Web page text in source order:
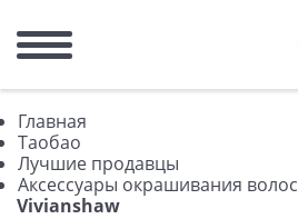
Главная
Таобао
Лучшие продавцы
Аксессуары окрашивания волос
Vivianshaw